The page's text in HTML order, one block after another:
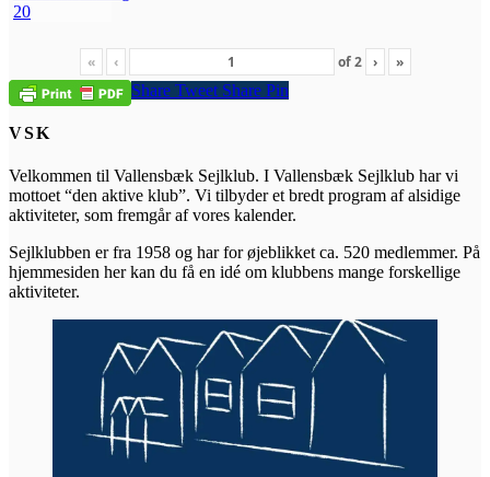
« ‹ of2 ›
»
Share Tweet Share Pin
VSK
Velkommen til Vallensbæk Sejlklub. I Vallensbæk Sejlklub har vi
mottoet “den aktive klub”. Vi tilbyder et bredt program af alsidige
aktiviteter, som fremgår af vores kalender.
Sejlklubben er fra 1958 og har for øjeblikket ca. 520 medlemmer. På
hjemmesiden her kan du få en idé om klubbens mange forskellige
aktiviteter.